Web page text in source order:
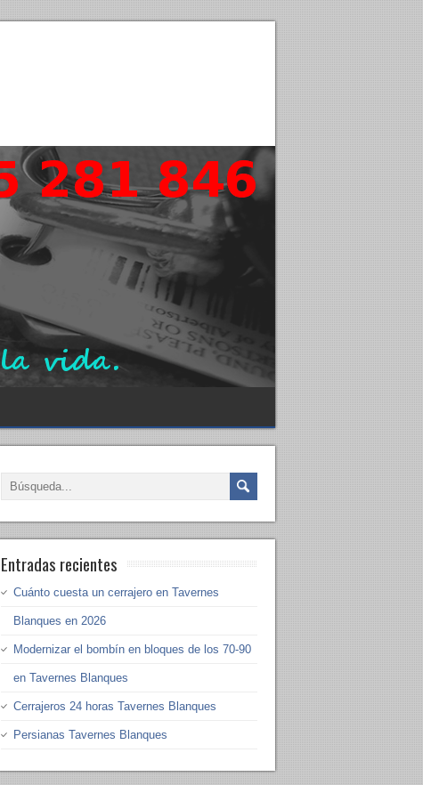
Entradas recientes
Cuánto cuesta un cerrajero en Tavernes
Blanques en 2026
Modernizar el bombín en bloques de los 70-90
en Tavernes Blanques
Cerrajeros 24 horas Tavernes Blanques
Persianas Tavernes Blanques